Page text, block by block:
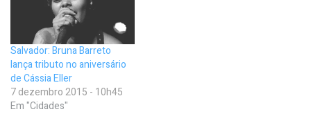
Salvador: Bruna Barreto
lança tributo no aniversário
de Cássia Eller
7 dezembro 2015 - 10h45
Em "Cidades"